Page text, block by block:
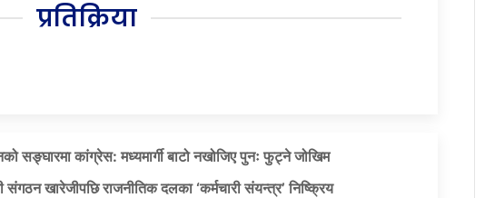
प्रतिक्रिया
सङ्घारमा कांग्रेस: मध्यमार्गी बाटो नखोजिए पुनः फुट्ने जोखिम
संगठन खारेजीपछि राजनीतिक दलका ‘कर्मचारी संयन्त्र’ निष्क्रिय